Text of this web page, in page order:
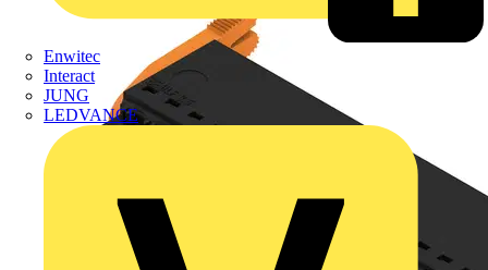
Enwitec
Interact
JUNG
LEDVANCE